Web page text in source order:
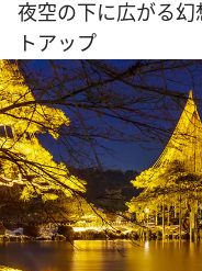
夜空の下に広がる幻想の世界 金沢
トアップ